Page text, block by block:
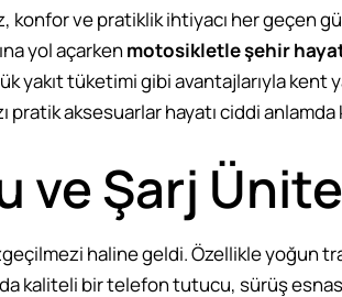
konfor ve pratiklik ihtiyacı her geçen
yol açarken motosikletle şehir
yakıt tüketimi gibi avantajlarıyla kent
pratik aksesuarlar hayatı ciddi anlamda
ve Şarj
haline geldi. Özellikle yoğun
kaliteli bir telefon tutucu, sürüş